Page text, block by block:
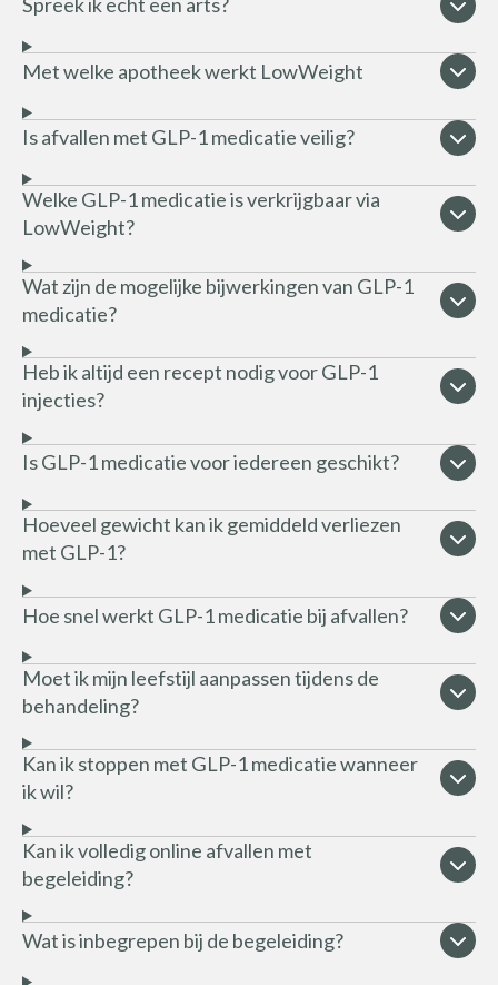
Met welke apotheek werkt LowWeight
Is afvallen met GLP-1 medicatie veilig?
Welke GLP-1 medicatie is verkrijgbaar via
LowWeight?
Wat zijn de mogelijke bijwerkingen van GLP-1
medicatie?
Heb ik altijd een recept nodig voor GLP-1
injecties?
Is GLP-1 medicatie voor iedereen geschikt?
Hoeveel gewicht kan ik gemiddeld verliezen
met GLP-1?
Hoe snel werkt GLP-1 medicatie bij afvallen?
Moet ik mijn leefstijl aanpassen tijdens de
behandeling?
Kan ik stoppen met GLP-1 medicatie wanneer
ik wil?
Kan ik volledig online afvallen met
begeleiding?
Wat is inbegrepen bij de begeleiding?